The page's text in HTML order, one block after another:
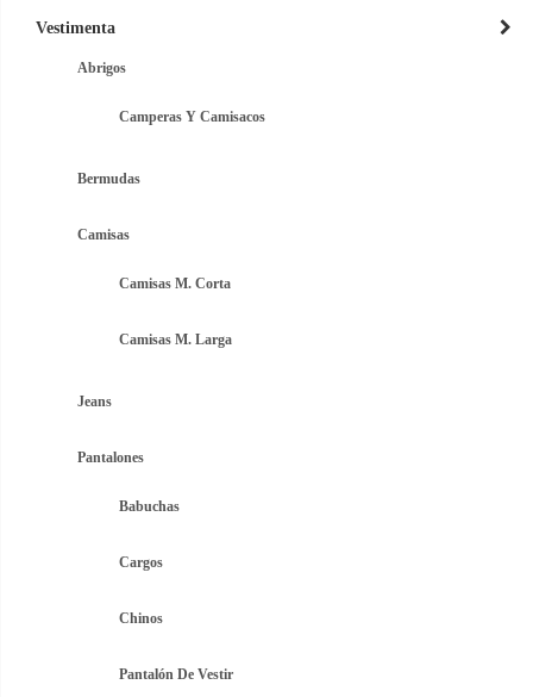
Vestimenta
Abrigos
Camperas Y Camisacos
Bermudas
Camisas
Camisas M. Corta
Camisas M. Larga
Jeans
Pantalones
Babuchas
Cargos
Chinos
Pantalón De Vestir